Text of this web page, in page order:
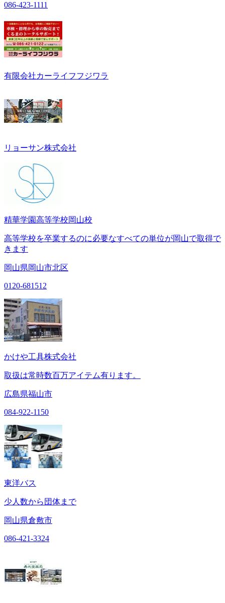
086-423-1111
有限会社カーライフフジワラ
リョーサン株式会社
精華学園高等学校岡山校
高等学校を卒業するのに必要なすべての単位が岡山で取得で
きます
岡山県岡山市北区
0120-681512
かけや工具株式会社
取扱は常時数百万アイテム有ります。
広島県福山市
084-922-1150
東洋バス
少人数から団体まで
岡山県倉敷市
086-421-3324